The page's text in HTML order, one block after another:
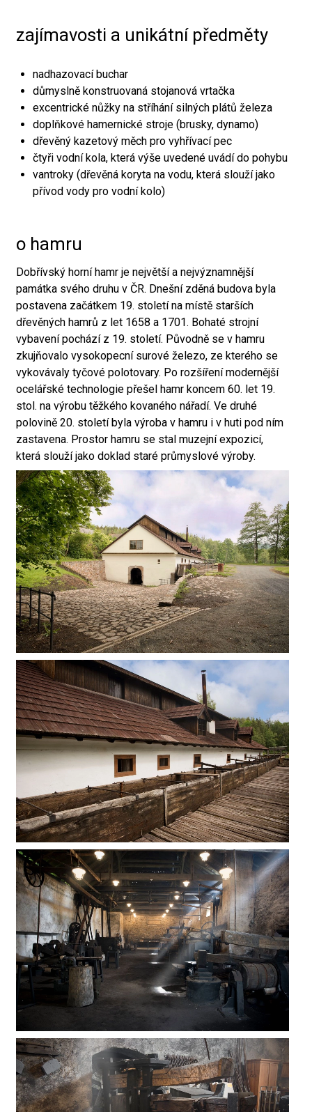
zajímavosti a unikátní předměty
nadhazovací buchar
důmyslně konstruovaná stojanová vrtačka
excentrické nůžky na stříhání silných plátů železa
doplňkové hamernické stroje (brusky, dynamo)
dřevěný kazetový měch pro vyhřívací pec
čtyři vodní kola, která výše uvedené uvádí do pohybu
vantroky (dřevěná koryta na vodu, která slouží jako
přívod vody pro vodní kolo)
o hamru
Dobřívský horní hamr je největší a nejvýznamnější
památka svého druhu v ČR. Dnešní zděná budova byla
postavena začátkem 19. století na místě starších
dřevěných hamrů z let 1658 a 1701. Bohaté strojní
vybavení pochází z 19. století. Původně se v hamru
zkujňovalo vysokopecní surové železo, ze kterého se
vykovávaly tyčové polotovary. Po rozšíření modernější
ocelářské technologie přešel hamr koncem 60. let 19.
stol. na výrobu těžkého kovaného nářadí. Ve druhé
polovině 20. století byla výroba v hamru i v huti pod ním
zastavena. Prostor hamru se stal muzejní expozicí,
která slouží jako doklad staré průmyslové výroby.